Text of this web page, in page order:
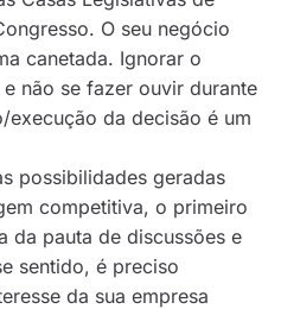
O seu negócio
canetada. Ignorar o
não se fazer ouvir durante
da decisão é um
possibilidades geradas
competitiva, o primeiro
da pauta de discussões e
sentido, é preciso
da sua empresa